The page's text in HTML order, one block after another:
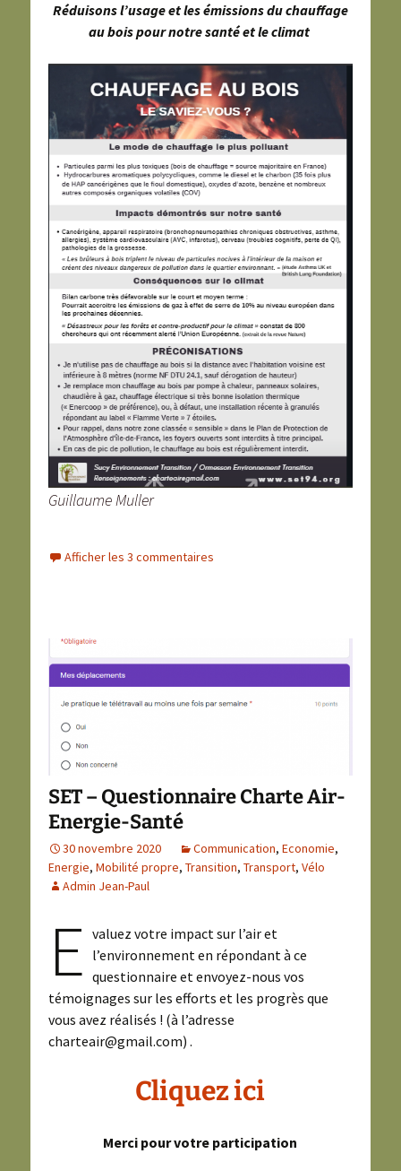
Réduisons l’usage et les émissions du chauffage
au bois pour notre santé et le climat
Guillaume Muller
Afficher les 3 commentaires
SET – Questionnaire Charte Air-
Energie-Santé
30 novembre 2020 Communication, Economie,
Energie, Mobilité propre, Transition, Transport, Vélo
Admin Jean-Paul
E valuez votre impact sur l’air et
l’environnement en répondant à ce
questionnaire et envoyez-nous vos
témoignages sur les efforts et les progrès que
vous avez réalisés ! (à l’adresse
charteair@gmail.com) .
Cliquez ici
Merci pour votre participation